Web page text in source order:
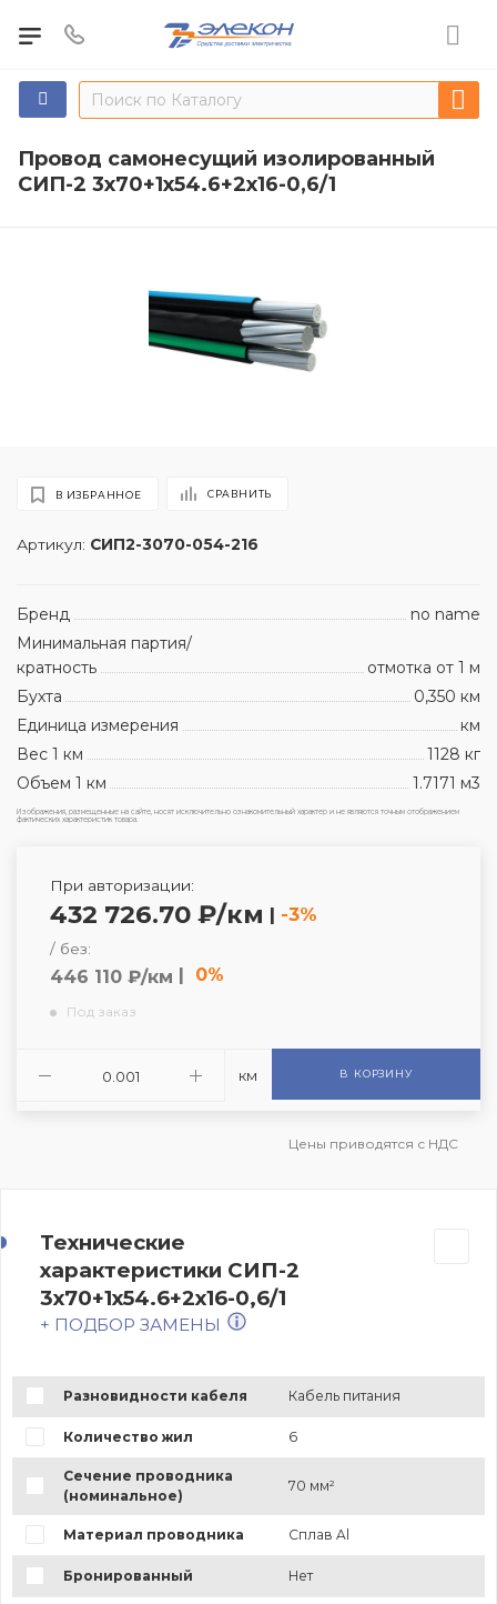
Провод самонесущий изолированный
СИП-2 3х70+1х54.6+2х16-0,6/1
Артикул: СИП2-3070-054-216
В ИЗБРАННОЕ СРАВНИТЬ
Бренд
no name
Минимальная партия/
кратность
отмотка от 1 м
Бухта
0,350 км
Единица измерения
км
Вес 1 км
1128 кг
Объем 1 км
1.7171 м3
Изображения, размещенные на сайте, носят исключительно ознакомительный характер и не являются точным отображением
фактических характеристик товара.
При авторизации:
432 726.70 ₽/км | -3%
/ без:
446 110 ₽/км | 0%
Под заказ
км В КОРЗИНУ
Цены приводятся с НДС
Технические
характеристики СИП-2
3х70+1х54.6+2х16-0,6/1
+ ПОДБОР ЗАМЕНЫ
Разновидности кабеля Кабель питания
Количество жил 6
Сечение проводника
(номинальное)
70 мм²
Материал проводника Сплав Al
Бронированный Нет